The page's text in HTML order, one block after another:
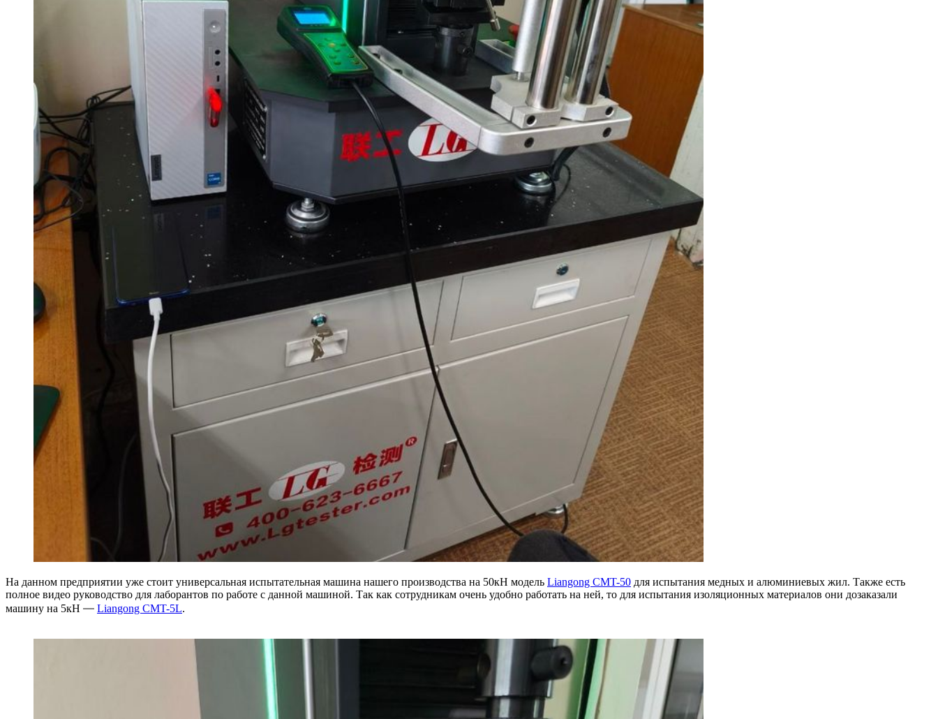
На данном предприятии уже стоит универсальная испытательная машина нашего производства на 50кН модель Liangong CMT-50 для испытания медных и алюминиевых жил. Также есть
полное видео руководство для лаборантов по работе с данной машиной. Так как сотрудникам очень удобно работать на ней, то для испытания изоляционных материалов они дозаказали
машину на 5кН — Liangong CMT-5L.